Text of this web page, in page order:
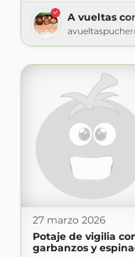
A vueltas
27 marzo 2026
Potaje de vigilia
garbanzos y